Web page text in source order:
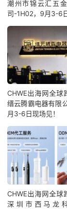
潮州市锦云汇五
司-1H02，9月3-6
CHWE出海网全球
缙云腾霸电器有限
月3-6日现场见！
CHWE出海网全球
深圳市西马龙